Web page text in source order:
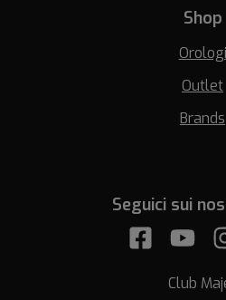
Shop
Orologi
Outlet
Brands
Seguici sui
Club